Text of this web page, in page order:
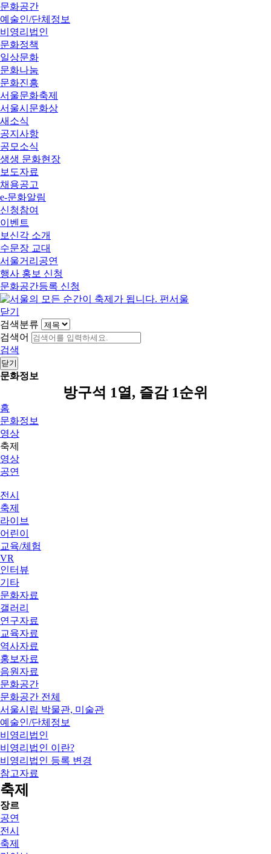
문화공간
예술인/단체정보
비영리법인
문화정책
일상문화
문화나눔
문화진흥
서울문화축제
서울시문화상
새소식
공지사항
공모소식
생생 문화현장
보도자료
채용공고
e-문화알림
신청참여
이벤트
보신각 소개
수문장 교대
서울거리공연
행사 홍보 신청
문화공간등록 신청
닫기
검색분류
검색어
검색
닫기
문화정보
방구석 1열, 즐감 1순위
홈
문화정보
영상
축제
영상
공연
전시
축제
라이브
어린이
교육/체험
VR
인터뷰
기타
문화자료
갤러리
연구자료
교육자료
역사자료
홍보자료
음원자료
문화공간
문화공간 전체
서울시립 박물관, 미술관
예술인/단체정보
비영리법인
비영리법인 이란?
비영리법인 등록 변경
참고자료
축제
장르
공연
전시
축제